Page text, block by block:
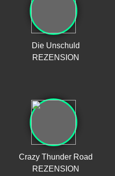
Die Unschuld
REZENSION
Crazy Thunder Road
REZENSION